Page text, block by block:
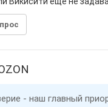
- наш главный